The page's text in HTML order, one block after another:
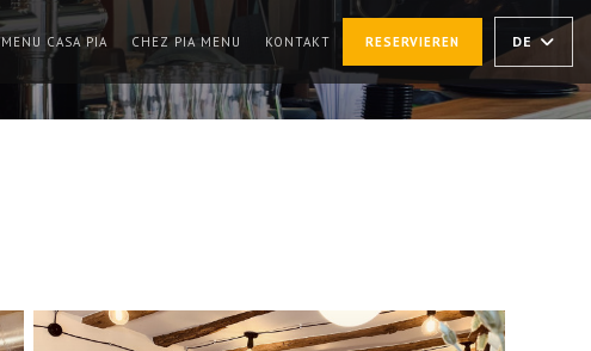
MENU CASA PIA ((ÖFFNET EIN NEUES FENSTER))
CHEZ PIA MENU ((ÖFFNET EIN NEUES FENSTER))
KONTAKT RESERVIEREN DE